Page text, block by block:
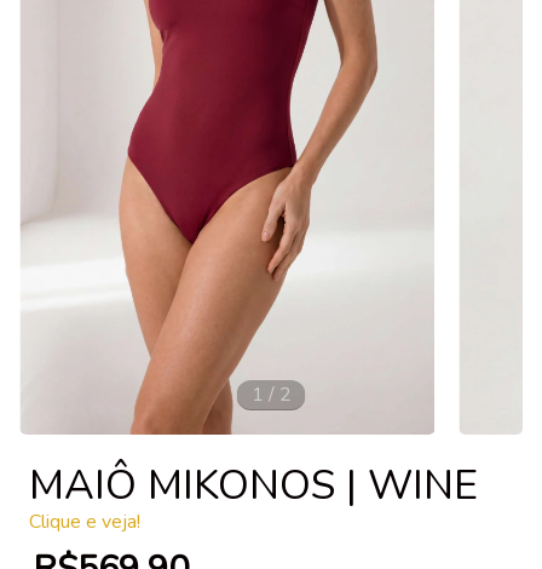
1 / 2
MAIÔ MIKONOS | WINE
Clique e veja!